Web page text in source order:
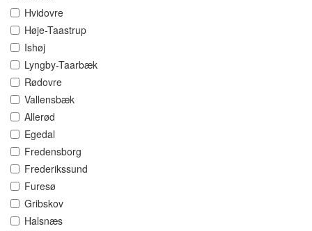
Hvidovre
Høje-Taastrup
Ishøj
Lyngby-Taarbæk
Rødovre
Vallensbæk
Allerød
Egedal
Fredensborg
Frederikssund
Furesø
Gribskov
Halsnæs